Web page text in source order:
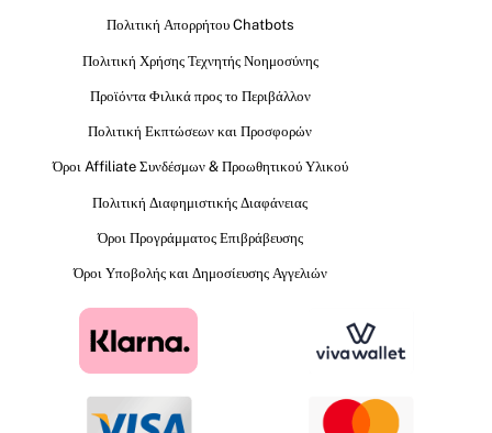
Πολιτική Απορρήτου Chatbots
Πολιτική Χρήσης Τεχνητής Νοημοσύνης
Προϊόντα Φιλικά προς το Περιβάλλον
Πολιτική Εκπτώσεων και Προσφορών
Όροι Affiliate Συνδέσμων & Προωθητικού Υλικού
Πολιτική Διαφημιστικής Διαφάνειας
Όροι Προγράμματος Επιβράβευσης
Όροι Υποβολής και Δημοσίευσης Αγγελιών